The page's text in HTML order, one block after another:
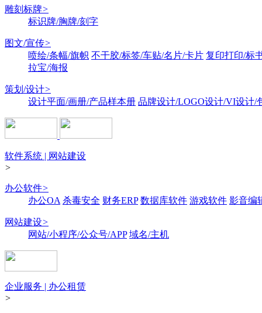
雕刻标牌>
标识牌/胸牌/刻字
图文/宣传>
喷绘/条幅/旗帜 不干胶/标签/车贴/名片/卡片 复印打印/标
拉宝/海报
策划/设计>
设计平面/画册/产品样本册 品牌设计/LOGO设计/VI设计/
软件系统 | 网站建设
>
办公软件>
办公OA 杀毒安全 财务ERP 数据库软件 游戏软件 影音编
网站建设>
网站/小程序/公众号/APP 域名/主机
企业服务 | 办公租赁
>